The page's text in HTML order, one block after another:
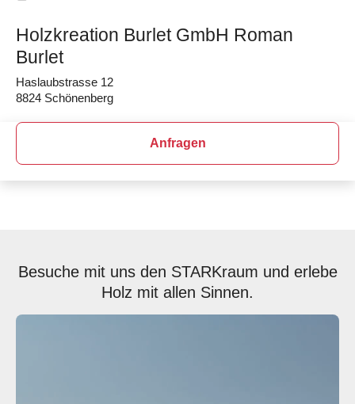
Holzkreation Burlet GmbH Roman
Burlet
Haslaubstrasse 12
8824 Schönenberg
Anfragen
Besuche mit uns den STARKraum und erlebe
Holz mit allen Sinnen.